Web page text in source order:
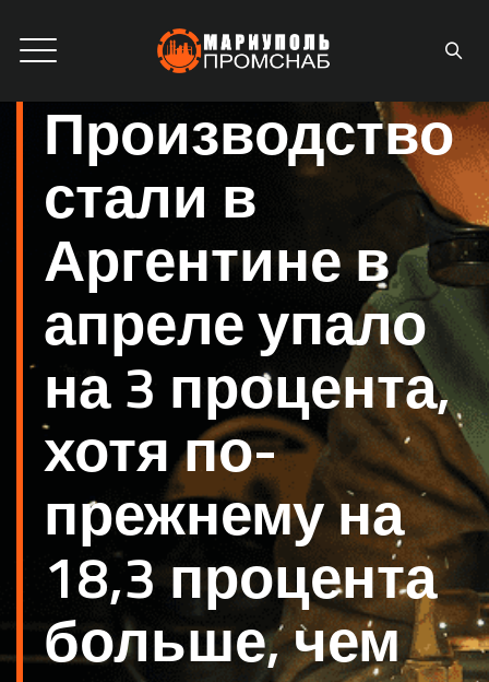
Производство
стали в
Аргентине в
апреле упало
на 3 процента,
хотя по-
прежнему на
18,3 процента
больше, чем